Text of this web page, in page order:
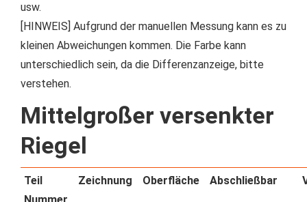
usw.
[HINWEIS] Aufgrund der manuellen Messung kann es zu
kleinen Abweichungen kommen. Die Farbe kann
unterschiedlich sein, da die Differenzanzeige, bitte
verstehen.
Mittelgroßer versenkter
Riegel
Teil
Zeichnung Oberfläche Abschließbar